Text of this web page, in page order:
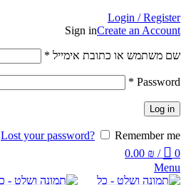
Login / Register
Sign inCreate an Account
שם משתמש או כתובת אימייל *
Password
*
Log in
Lost your password?
Remember me
0
/
0.00 ₪
Menu